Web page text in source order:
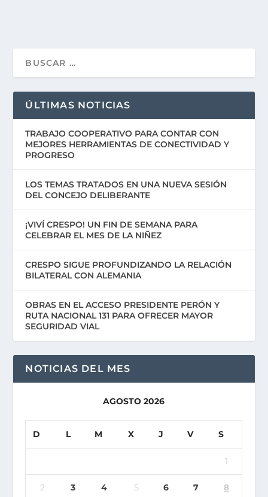
ÚLTIMAS NOTICIAS
TRABAJO COOPERATIVO PARA CONTAR CON
MEJORES HERRAMIENTAS DE CONECTIVIDAD Y
PROGRESO
LOS TEMAS TRATADOS EN UNA NUEVA SESIÓN
DEL CONCEJO DELIBERANTE
¡VIVÍ CRESPO! UN FIN DE SEMANA PARA
CELEBRAR EL MES DE LA NIÑEZ
CRESPO SIGUE PROFUNDIZANDO LA RELACIÓN
BILATERAL CON ALEMANIA
OBRAS EN EL ACCESO PRESIDENTE PERÓN Y
RUTA NACIONAL 131 PARA OFRECER MAYOR
SEGURIDAD VIAL
NOTICIAS DEL MES
AGOSTO 2026
D L M X J V S
1
2 3 4 5 6 7 8